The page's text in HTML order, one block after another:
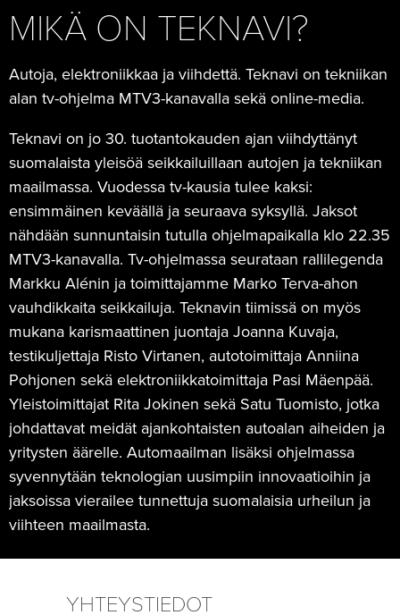
MIKÄ ON TEKNAVI?
Autoja, elektroniikkaa ja viihdettä. Teknavi on tekniikan
alan tv-ohjelma MTV3-kanavalla sekä online-media.
Teknavi on jo 30. tuotantokauden ajan viihdyttänyt
suomalaista yleisöä seikkailuillaan autojen ja tekniikan
maailmassa. Vuodessa tv-kausia tulee kaksi:
ensimmäinen keväällä ja seuraava syksyllä. Jaksot
nähdään sunnuntaisin tutulla ohjelmapaikalla klo 22.35
MTV3-kanavalla. Tv-ohjelmassa seurataan rallilegenda
Markku Alénin ja toimittajamme Marko Terva-ahon
vauhdikkaita seikkailuja. Teknavin tiimissä on myös
mukana karismaattinen juontaja Joanna Kuvaja,
testikuljettaja Risto Virtanen, autotoimittaja Anniina
Pohjonen sekä elektroniikkatoimittaja Pasi Mäenpää.
Yleistoimittajat Rita Jokinen sekä Satu Tuomisto, jotka
johdattavat meidät ajankohtaisten autoalan aiheiden ja
yritysten äärelle. Automaailman lisäksi ohjelmassa
syvennytään teknologian uusimpiin innovaatioihin ja
jaksoissa vierailee tunnettuja suomalaisia urheilun ja
viihteen maailmasta.
YHTEYSTIEDOT